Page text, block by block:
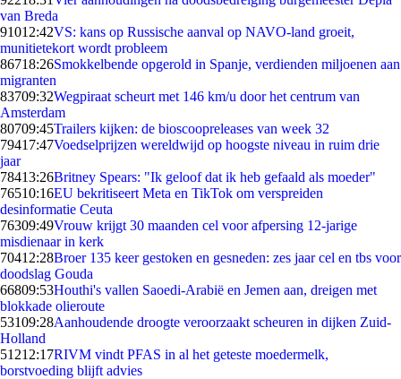
van Breda
91012:42VS: kans op Russische aanval op NAVO-land groeit,
munitietekort wordt probleem
86718:26Smokkelbende opgerold in Spanje, verdienden miljoenen aan
migranten
83709:32Wegpiraat scheurt met 146 km/u door het centrum van
Amsterdam
80709:45Trailers kijken: de bioscoopreleases van week 32
79417:47Voedselprijzen wereldwijd op hoogste niveau in ruim drie
jaar
78413:26Britney Spears: "Ik geloof dat ik heb gefaald als moeder"
76510:16EU bekritiseert Meta en TikTok om verspreiden
desinformatie Ceuta
76309:49Vrouw krijgt 30 maanden cel voor afpersing 12-jarige
misdienaar in kerk
70412:28Broer 135 keer gestoken en gesneden: zes jaar cel en tbs voor
doodslag Gouda
66809:53Houthi's vallen Saoedi-Arabië en Jemen aan, dreigen met
blokkade olieroute
53109:28Aanhoudende droogte veroorzaakt scheuren in dijken Zuid-
Holland
51212:17RIVM vindt PFAS in al het geteste moedermelk,
borstvoeding blijft advies